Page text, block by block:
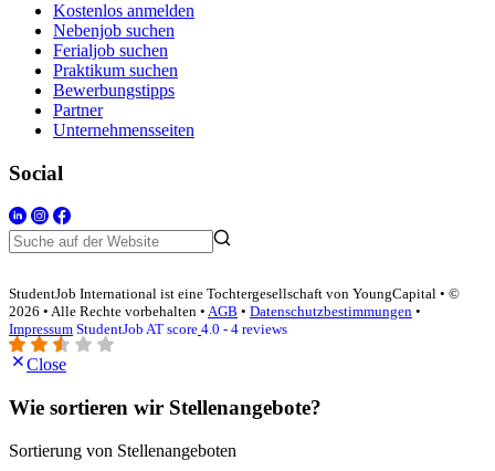
Kostenlos anmelden
Nebenjob suchen
Ferialjob suchen
Praktikum suchen
Bewerbungstipps
Partner
Unternehmensseiten
Social
StudentJob International ist eine Tochtergesellschaft von YoungCapital • ©
2026 • Alle Rechte vorbehalten • AGB • Datenschutzbestimmungen •
Impressum StudentJob AT score 4.0 - 4 reviews
Close
Wie sortieren wir Stellenangebote?
Sortierung von Stellenangeboten